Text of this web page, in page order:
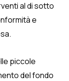
al di sotto
e
piccole
del fondo